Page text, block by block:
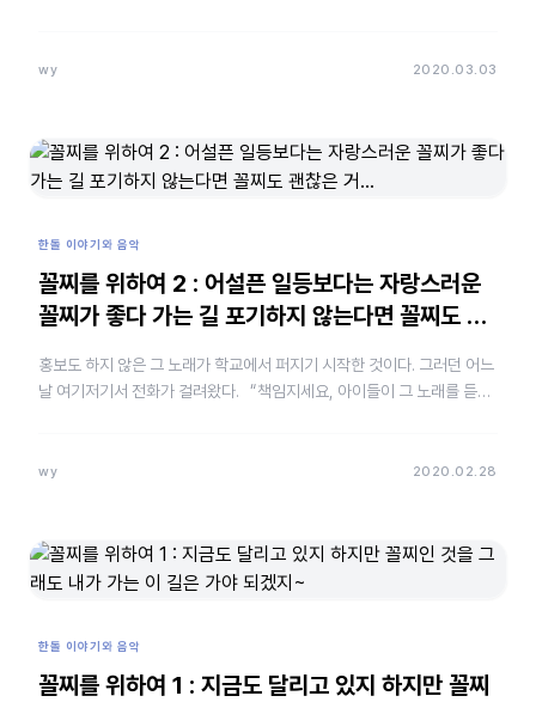
wy 2020.03.03
한돌 이야기와 음악
꼴찌를 위하여 2 : 어설픈 일등보다는 자랑스러운
꼴찌가 좋다 가는 길 포기하지 않는다면 꼴찌도 괜
홍보도 하지 않은 그 노래가 학교에서 퍼지기 시작한 것이다. 그러던 어느
날 여기저기서 전화가 걸려왔다. “책임지세요, 아이들이 그 노래를 듣고
wy 2020.02.28
한돌 이야기와 음악
꼴찌를 위하여 1 : 지금도 달리고 있지 하지만 꼴찌